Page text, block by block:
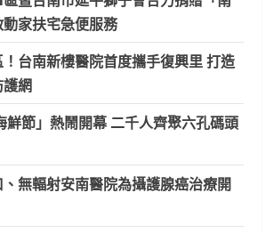
家扶宅急便服務
台南新樓醫院首度攜手復興里 打造
網
鮮節」熱鬧開幕 二千人齊聚六孔碼頭
、無輻射安南醫院為攝護腺癌治療開